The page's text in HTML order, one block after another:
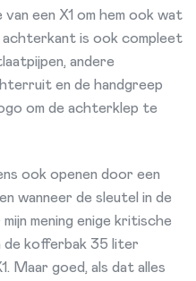
een X1 om hem ook wat
achterkant is ook compleet
andere
en de handgreep
om de achterklep te
ook openen door een
wanneer de sleutel in de
mening enige kritische
de kofferbak 35 liter
Maar goed, als dat alles